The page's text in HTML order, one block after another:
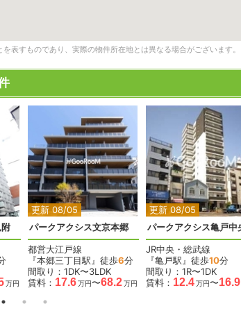
表すものであり、実際の物件所在地とは異なる場合がございます。
万円
更新 08/05
2 2
パークアクシス文京本郷
都営大江戸線
『本郷三丁目駅』徒歩6分
間取り：1DK〜3LDK
賃料： 17.6万円〜68.2万円
更新 08/05
2
JR中央・総武線
『亀戸駅』徒歩10分
間取り：1R〜1DK
賃料： 12.4万円〜16.9